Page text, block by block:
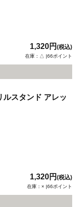
1,320円 (税込)
在庫：△ |66ポイント
ルスタンド アレッ
1,320円 (税込)
在庫：× |66ポイント